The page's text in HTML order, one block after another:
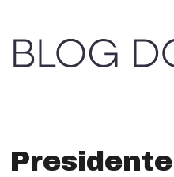
Presidente